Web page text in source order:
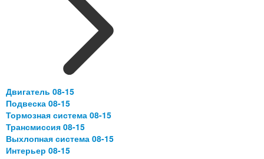
Двигатель 08-15
Подвеска 08-15
Тормозная система 08-15
Трансмиссия 08-15
Выхлопная система 08-15
Интерьер 08-15